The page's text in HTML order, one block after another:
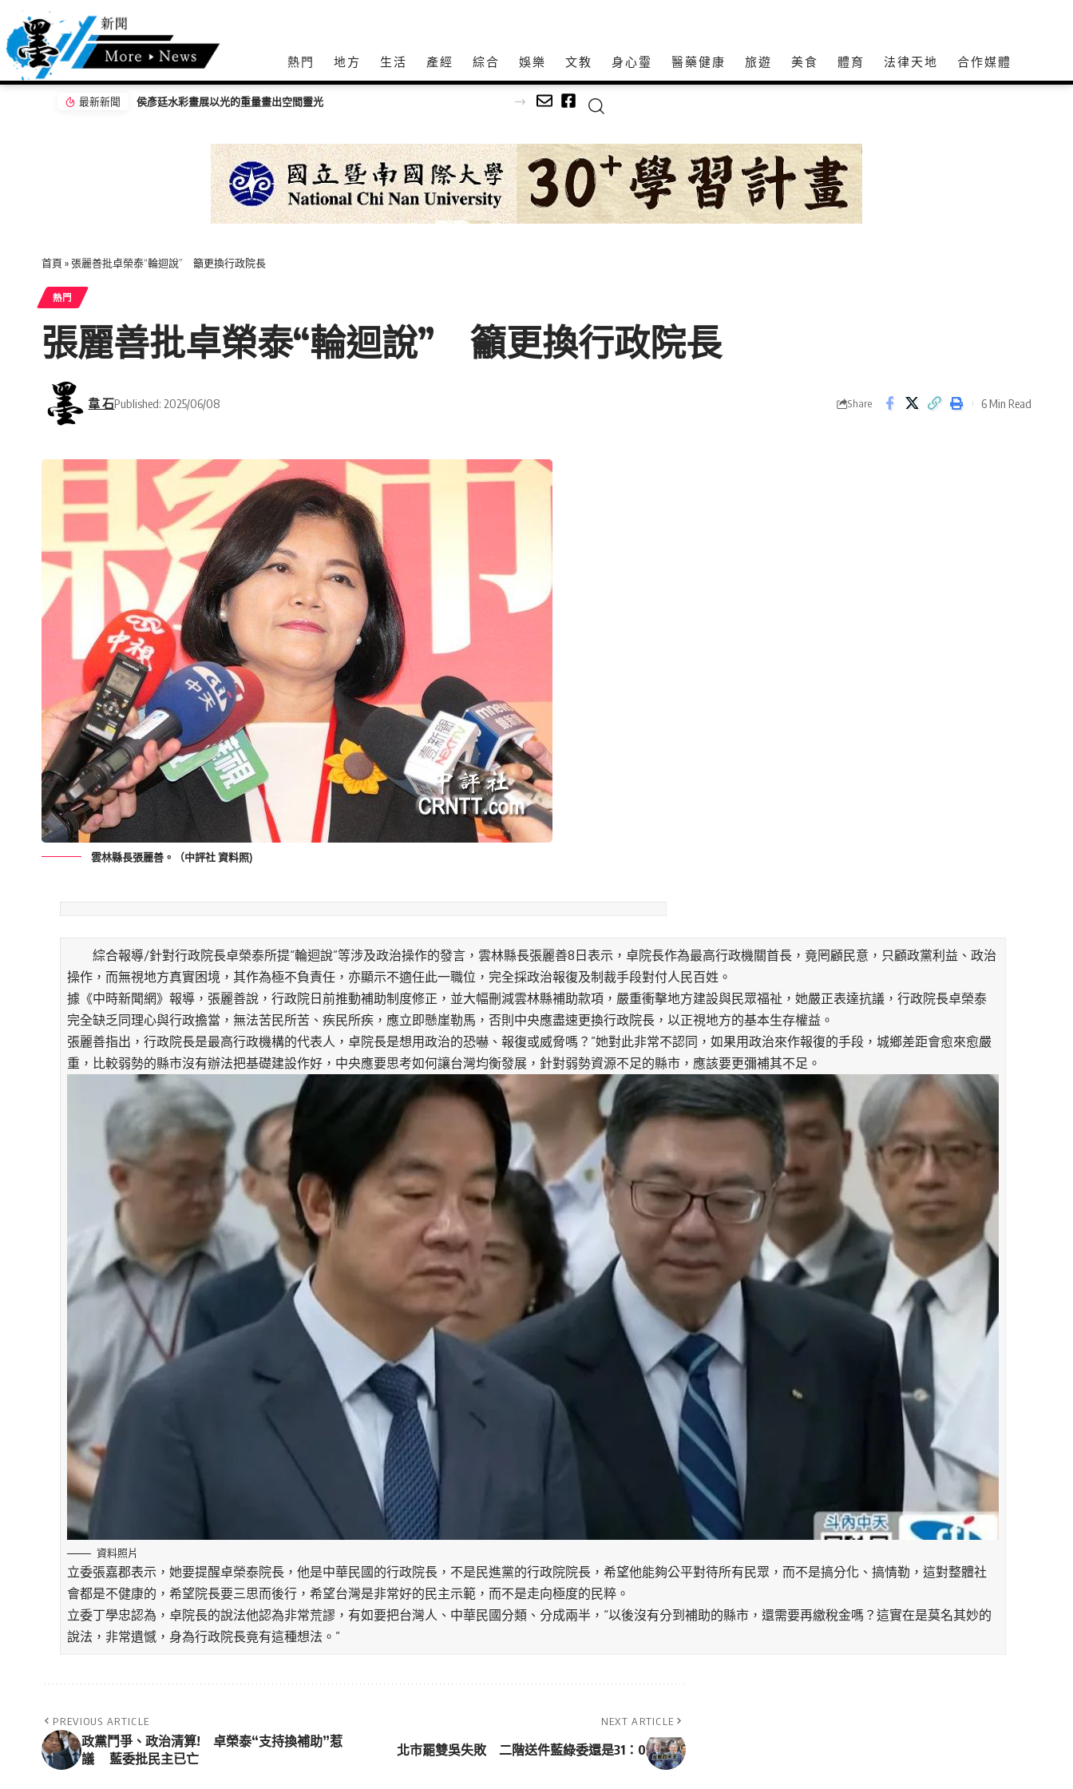
熱門 地方 生活 產經 綜合 娛樂 文教 身心𩆜 醫藥健康 旅遊 美食 體育 法律天地 合作媒體
最新新聞 信義分局跨域整備2026城鎮韌性演習 布農族語宣導深入原鄉部落
首頁 »張麗善批卓榮泰“輪迴說” 籲更換行政院長
熱門
張麗善批卓榮泰“輪迴說” 籲更換行政院長
韋 石Published: 2025/06/08 Share 6 Min Read
雲林縣長張麗善。（中評社 資料照)
綜合報導/針對行政院長卓榮泰所提“輪迴說”等涉及政治操作的發言，雲林縣長張麗善8日表示，卓院長作為最高行政機關首長，竟罔顧民意，只顧政黨利益、政治
操作，而無視地方真實困境，其作為極不負責任，亦顯示不適任此一職位，完全採政治報復及制裁手段對付人民百姓。
據《中時新聞網》報導，張麗善說，行政院日前推動補助制度修正，並大幅刪減雲林縣補助款項，嚴重衝擊地方建設與民眾福祉，她嚴正表達抗議，行政院長卓榮泰
完全缺乏同理心與行政擔當，無法苦民所苦、疾民所疾，應立即懸崖勒馬，否則中央應盡速更換行政院長，以正視地方的基本生存權益。
張麗善指出，行政院長是最高行政機構的代表人，卓院長是想用政治的恐嚇、報復或威脅嗎？”她對此非常不認同，如果用政治來作報復的手段，城鄉差距會愈來愈嚴
重，比較弱勢的縣市沒有辦法把基礎建設作好，中央應要思考如何讓台灣均衡發展，針對弱勢資源不足的縣市，應該要更彌補其不足。
資料照片
立委張嘉郡表示，她要提醒卓榮泰院長，他是中華民國的行政院長，不是民進黨的行政院院長，希望他能夠公平對待所有民眾，而不是搞分化、搞情勒，這對整體社
會都是不健康的，希望院長要三思而後行，希望台灣是非常好的民主示範，而不是走向極度的民粹。
立委丁學忠認為，卓院長的說法他認為非常荒謬，有如要把台灣人、中華民國分類、分成兩半，“以後沒有分到補助的縣市，還需要再繳稅金嗎？這實在是莫名其妙的
說法，非常遺憾，身為行政院長竟有這種想法。”
PREVIOUS ARTICLE
政黨鬥爭、政治清算! 卓榮泰“支持換補助”惹
議 藍委批民主已亡
NEXT ARTICLE
北市罷雙吳失敗 二階送件藍綠委還是31：0